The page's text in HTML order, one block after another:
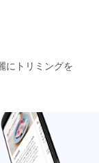
にトリミングを